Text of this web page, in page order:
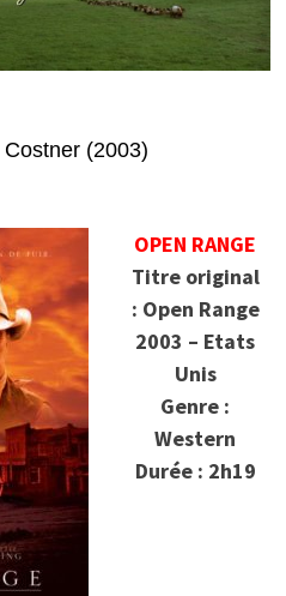
(2003)
OPEN RANGE
Titre original
: Open Range
2003 – Etats
Unis
Genre :
Western
Durée : 2h19